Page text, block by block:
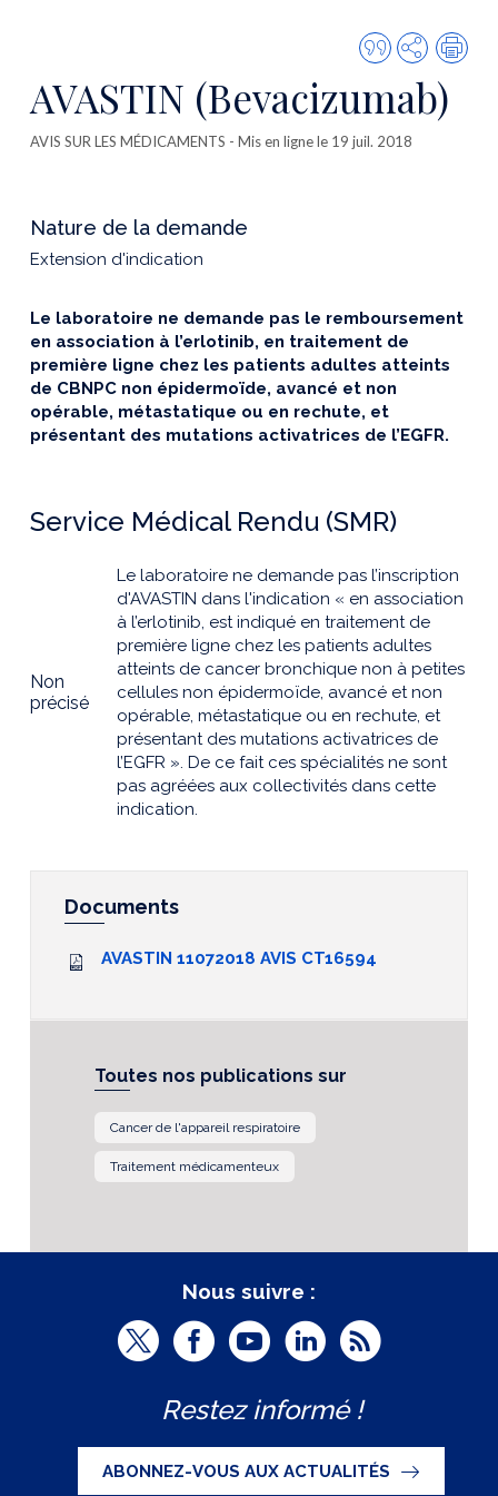
Citer
cette
publication
Partager
AVASTIN (Bevacizumab)
AVIS SUR LES MÉDICAMENTS - Mis en ligne le 19 juil. 2018
Nature de la demande
Extension d'indication
Le laboratoire ne demande pas le remboursement
en association à l’erlotinib, en traitement de
première ligne chez les patients adultes atteints
de CBNPC non épidermoïde, avancé et non
opérable, métastatique ou en rechute, et
présentant des mutations activatrices de l’EGFR.
Service Médical Rendu (SMR)
Non
précisé
Le laboratoire ne demande pas l’inscription
d'AVASTIN dans l'indication « en association
à l’erlotinib, est indiqué en traitement de
première ligne chez les patients adultes
atteints de cancer bronchique non à petites
cellules non épidermoïde, avancé et non
opérable, métastatique ou en rechute, et
présentant des mutations activatrices de
l’EGFR ». De ce fait ces spécialités ne sont
pas agréées aux collectivités dans cette
indication.
Documents
AVASTIN 11072018 AVIS CT16594
Toutes nos publications sur
Cancer de l'appareil respiratoire
Traitement médicamenteux
Nous suivre :
T
i
t
F
c
e
Y
u
t
L
n
k
R
Restez informé !
ABONNEZ-VOUS AUX ACTUALITÉS